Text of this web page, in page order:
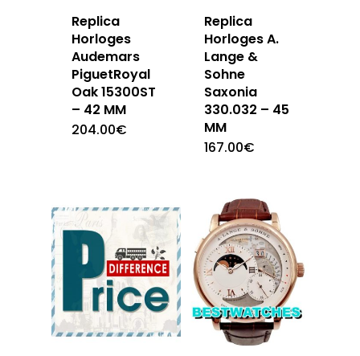
Replica
Horloges
Audemars
PiguetRoyal
Oak 15300ST
– 42 MM
204.00€
Replica
Horloges A.
Lange &
Sohne
Saxonia
330.032 – 45
MM
167.00€